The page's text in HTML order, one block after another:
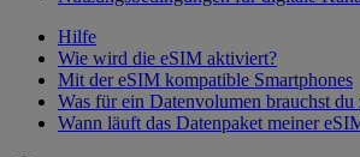
Hilfe
Wie wird die eSIM aktiviert?
Mit der eSIM kompatible Smartphones
Was für ein Datenvolumen brauchst du
Wann läuft das Datenpaket meiner